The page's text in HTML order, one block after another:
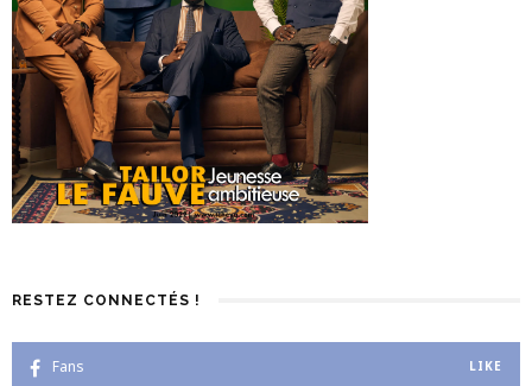
RESTEZ CONNECTÉS !
Fans LIKE